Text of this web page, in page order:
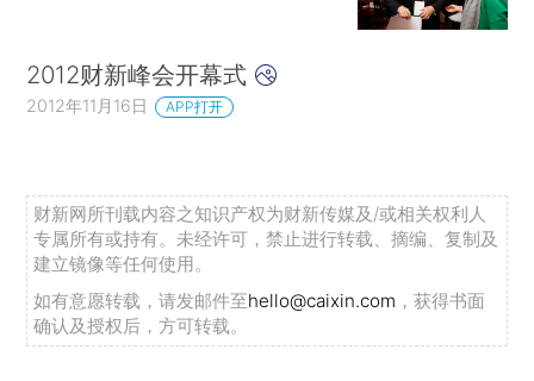
2012财新峰会开幕式
2012年11月16日 APP打开
财新网所刊载内容之知识产权为财新传媒及/或相关权利人
专属所有或持有。未经许可，禁止进行转载、摘编、复制及
建立镜像等任何使用。
如有意愿转载，请发邮件至hello@caixin.com ，获得书面
确认及授权后，方可转载。